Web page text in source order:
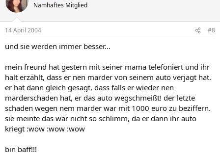
Namhaftes Mitglied
14 April 2004 #8
und sie werden immer besser...
mein freund hat gestern mit seiner mama telefoniert und ihr
halt erzählt, dass er nen marder von seinem auto verjagt hat.
er hat dann gleich gesagt, dass falls er wieder nen
marderschaden hat, er das auto wegschmeißt! der letzte
schaden wegen nem marder war mit 1000 euro zu beziffern.
sie meinte das wär nicht so schlimm, da er dann ihr auto
kriegt :wow :wow :wow
bin baff!!!